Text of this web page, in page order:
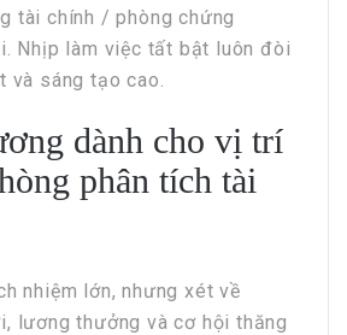
tài chính / phòng chứng
Nhịp làm việc tất bật luôn đòi
và sáng tạo cao.
dành cho vị trí
phân tích tài
nhiệm lớn, nhưng xét về
lương thưởng và cơ hội thăng